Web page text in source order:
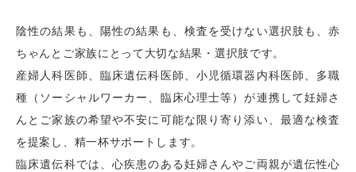
陰性の結果も、陽性の結果も、検査を受けない選択肢も、赤
ちゃんとご家族にとって大切な結果・選択肢です。
産婦人科医師、臨床遺伝科医師、小児循環器内科医師、多職
種（ソーシャルワーカー、臨床心理士等）が連携して妊婦さ
んとご家族の希望や不安に可能な限り寄り添い、最適な検査
を提案し、精一杯サポートします。
臨床遺伝科では、心疾患のある妊婦さんやご両親が遺伝性心